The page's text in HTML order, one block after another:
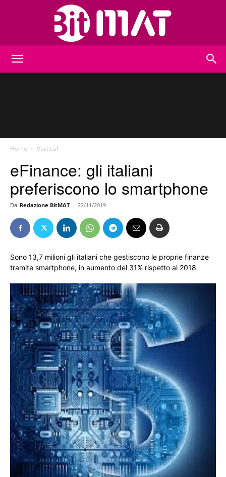
Home Vertical
eFinance: gli italiani
preferiscono lo smartphone
Da Redazione BitMAT - 22/11/2019
Sono 13,7 milioni gli italiani che gestiscono le proprie finanze
tramite smartphone, in aumento del 31% rispetto al 2018